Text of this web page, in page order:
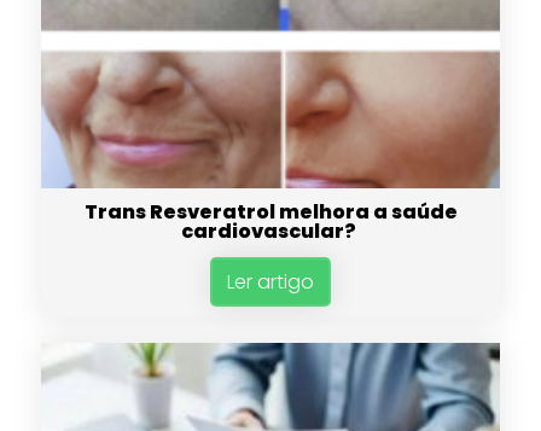
Trans Resveratrol melhora a saúde
cardiovascular?
Ler artigo